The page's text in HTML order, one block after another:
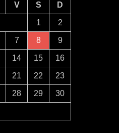
V S D
1 2
7 8 9
14 15 16
21 22 23
28 29 30